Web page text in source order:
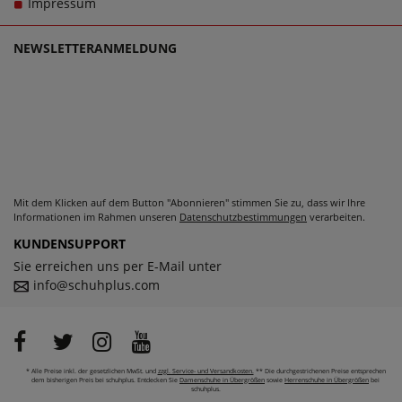
einem echten Trageerlebnis werden.
NEWSLETTERANMELDUNG
Mit dem Klicken auf dem Button "Abonnieren" stimmen Sie zu, dass wir Ihre
Informationen im Rahmen unseren Datenschutzbestimmungen verarbeiten.
KUNDENSUPPORT
Sie erreichen uns per E-Mail unter
info@schuhplus.com
* Alle Preise inkl. der gesetzlichen MwSt. und zzgl. Service- und Versandkosten.** Die durchgestrichenen Preise entsprechen
dem bisherigen Preis bei schuhplus. Entdecken Sie Damenschuhe in Übergrößen sowie Herrenschuhe in Übergrößen bei
schuhplus.